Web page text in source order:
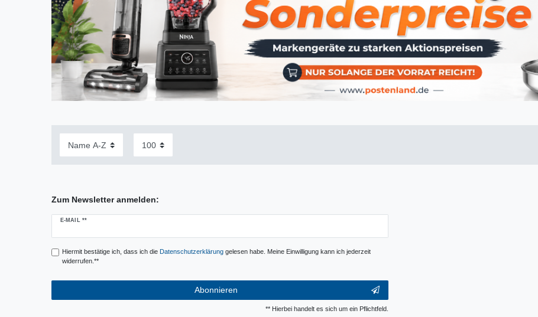
Zum Newsletter anmelden:
E-MAIL **
Newsletter
Hiermit bestätige ich, dass ich die Daten­schutz­erklärunggelesen habe. Meine Einwilligung kann ich jederzeit
widerrufen.**
Abonnieren
** Hierbei handelt es sich um ein Pflichtfeld.